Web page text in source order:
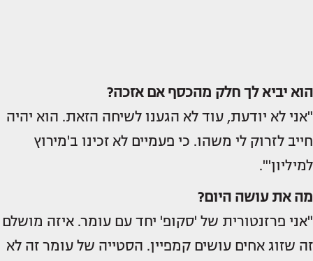
הוא יביא לך חלק מהכסף אם אזכה?
"אני לא יודעת, עוד לא הגענו לשיחה הזאת. הוא יהיה
חייב לזרוק לי משהו. כי פעמיים לא זכינו ב'מירוץ
למיליון'".
מה את עושה היום?
"אני פרזנטורית של 'סקופ' יחד עם עומר. איזה מושלם
זה שזוג אחים עושים קמפיין. הסטייה של עומר זה לא